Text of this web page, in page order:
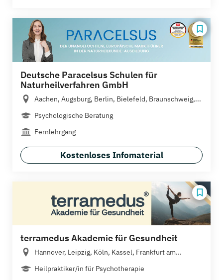
Deutsche Paracelsus Schulen für
Naturheilverfahren GmbH
Aachen, Augsburg, Berlin, Bielefeld, Braunschweig,...
Psychologische Beratung
Fernlehrgang
Kostenloses Infomaterial
terramedus Akademie für Gesundheit
Hannover, Leipzig, Köln, Kassel, Frankfurt am...
Heilpraktiker/in für Psychotherapie